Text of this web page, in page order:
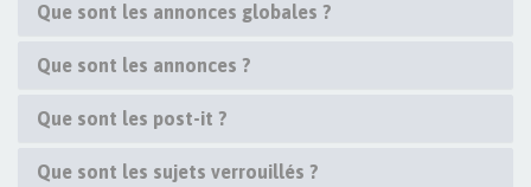
Que sont les annonces globales ?
Que sont les annonces ?
Que sont les post-it ?
Que sont les sujets verrouillés ?